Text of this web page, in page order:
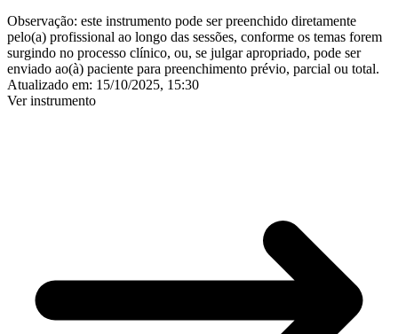
Observação: este instrumento pode ser preenchido diretamente
pelo(a) profissional ao longo das sessões, conforme os temas forem
surgindo no processo clínico, ou, se julgar apropriado, pode ser
enviado ao(à) paciente para preenchimento prévio, parcial ou total.
Atualizado em: 15/10/2025, 15:30
Ver instrumento